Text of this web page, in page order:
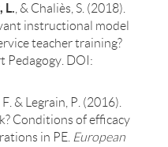
L. , & Chaliès, S. (2018).
instructional model
teacher training?
Pedagogy. DOI:
& Legrain, P. (2016).
Conditions of efficacy
in PE. European